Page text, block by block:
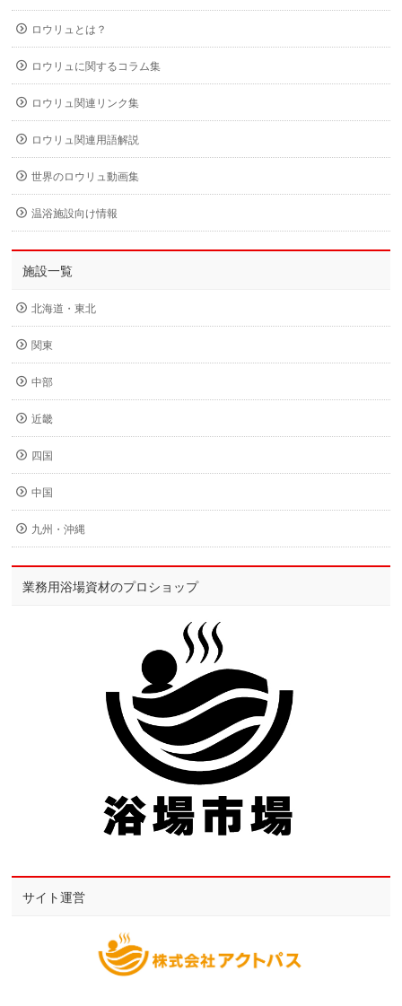
ロウリュとは？
ロウリュに関するコラム集
ロウリュ関連リンク集
ロウリュ関連用語解説
世界のロウリュ動画集
温浴施設向け情報
施設一覧
北海道・東北
関東
中部
近畿
四国
中国
九州・沖縄
業務用浴場資材のプロショップ
サイト運営